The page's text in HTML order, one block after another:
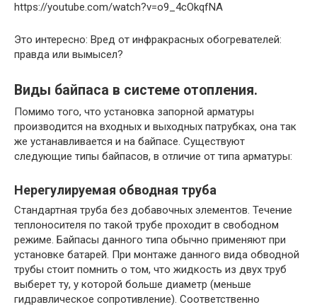
https://youtube.com/watch?v=o9_4cOkqfNA
Это интересно: Вред от инфракрасных обогревателей:
правда или вымысел?
Виды байпаса в системе отопления.
Помимо того, что установка запорной арматуры
производится на входных и выходных патрубках, она так
же устанавливается и на байпасе. Существуют
следующие типы байпасов, в отличие от типа арматуры:
Нерегулируемая обводная труба
Стандартная труба без добавочных элементов. Течение
теплоносителя по такой трубе проходит в свободном
режиме. Байпасы данного типа обычно применяют при
установке батарей. При монтаже данного вида обводной
трубы стоит помнить о том, что жидкость из двух труб
выберет ту, у которой больше диаметр (меньше
гидравлическое сопротивление). Соответственно